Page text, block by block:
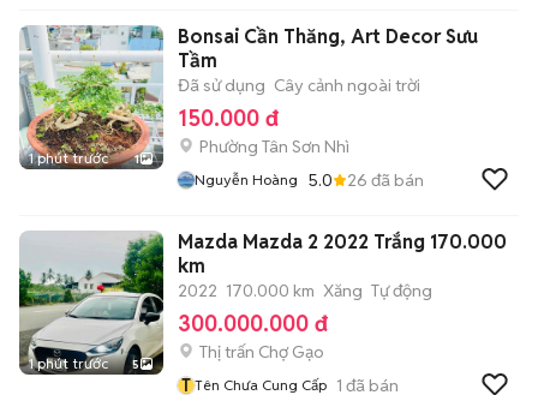
1 phút trước 1
Bonsai Cần Thăng, Art Decor Sưu
Tầm
Đã sử dụng Cây cảnh ngoài trời
150.000 đ
Phường Tân Sơn Nhì
Nguyễn Hoàng 5.0 26 đã bán
1 phút trước 5
Mazda Mazda 2 2022 Trắng 170.000
km
2022 170.000 km Xăng Tự động
300.000.000 đ
Thị trấn Chợ Gạo
T Tên Chưa Cung Cấp 1 đã bán